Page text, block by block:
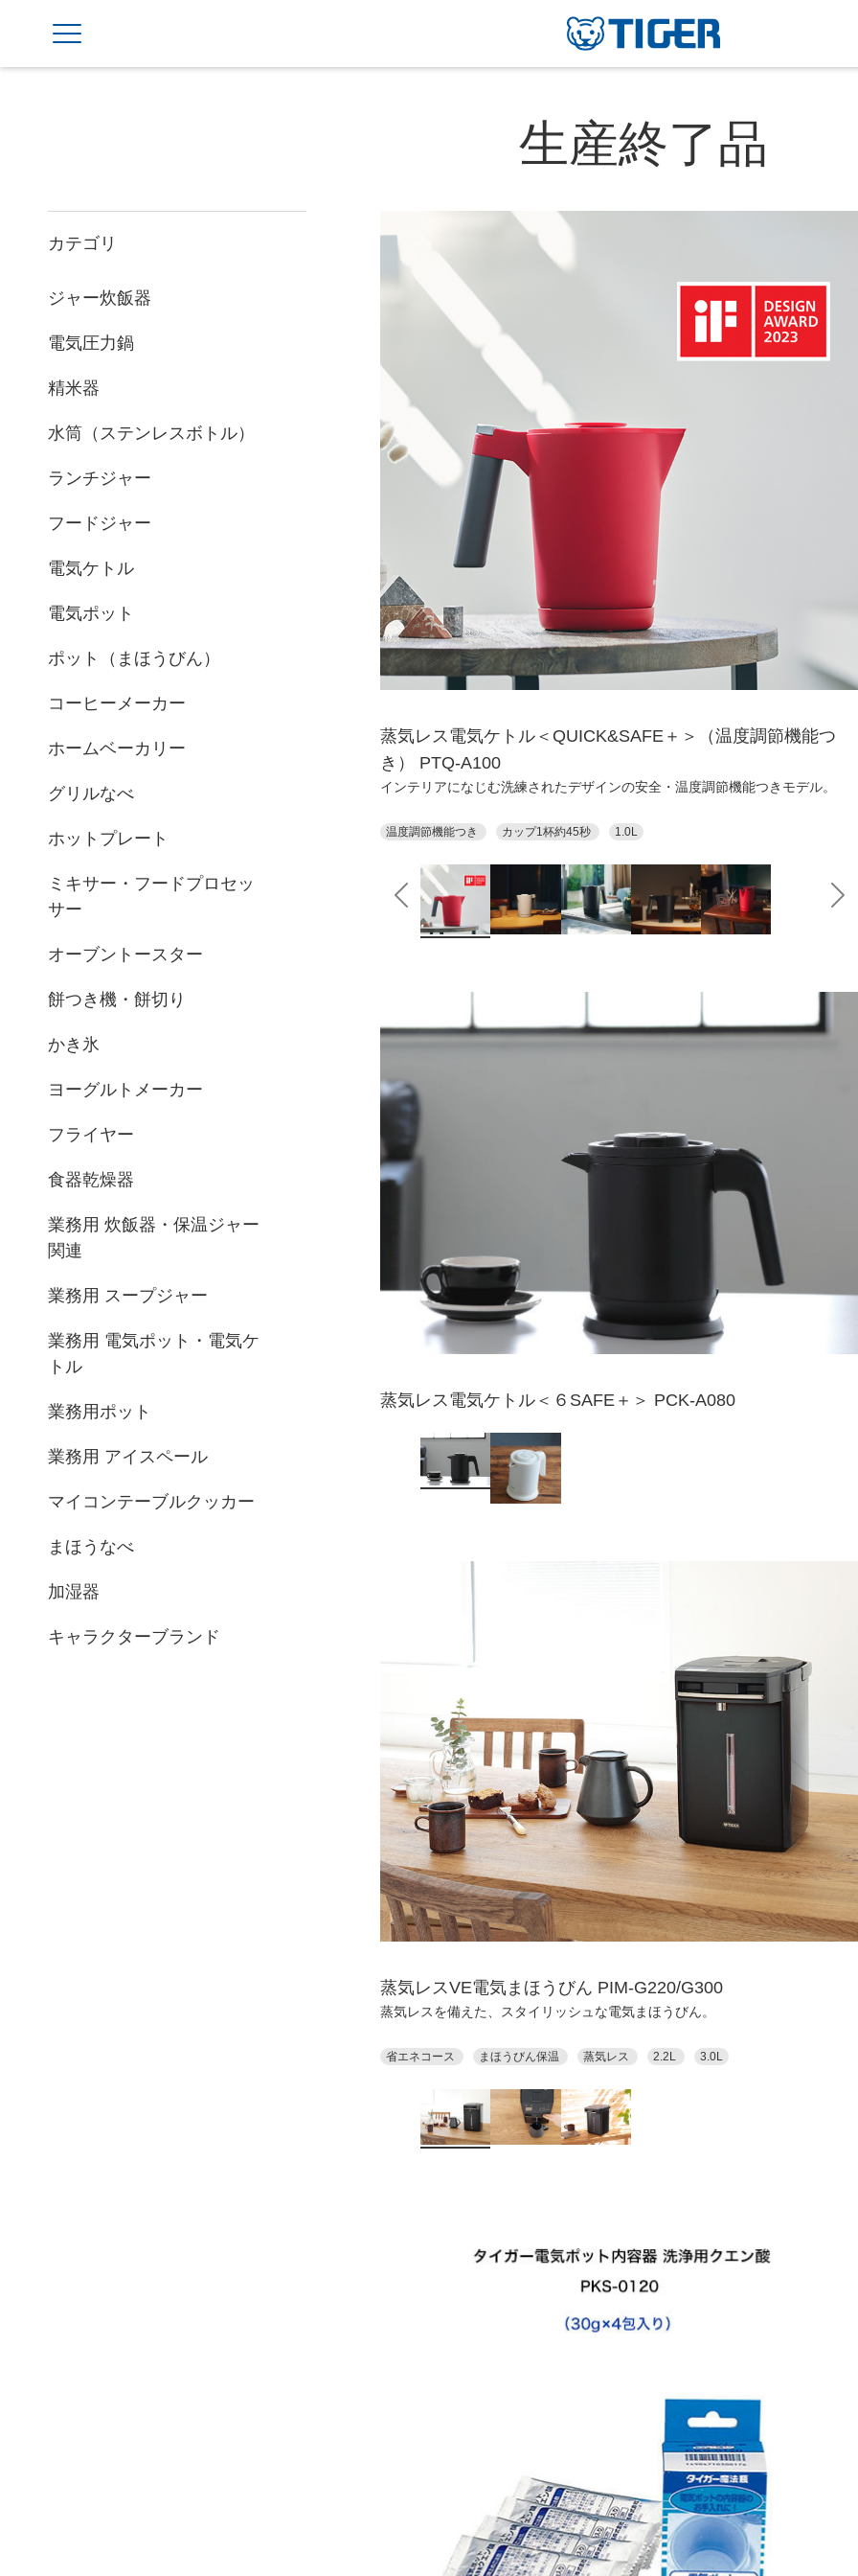
生産終了品
カテゴリ
ジャー炊飯器
電気圧力鍋
精米器
水筒（ステンレスボトル）
ランチジャー
フードジャー
電気ケトル
電気ポット
ポット（まほうびん）
コーヒーメーカー
ホームベーカリー
グリルなべ
ホットプレート
ミキサー・フードプロセッ
サー
オーブントースター
餅つき機・餅切り
かき氷
ヨーグルトメーカー
フライヤー
食器乾燥器
業務用 炊飯器・保温ジャー
関連
業務用 スープジャー
業務用 電気ポット・電気ケ
トル
業務用ポット
業務用 アイスペール
マイコンテーブルクッカー
まほうなべ
加湿器
キャラクターブランド
蒸気レス電気ケトル＜QUICK&SAFE＋＞（温度調節機能つ
き） PTQ-A100
インテリアになじむ洗練されたデザインの安全・温度調節機能つきモデル。
温度調節機能つき カップ1杯約45秒 1.0L
Previous
蒸気レス電気ケトル＜６SAFE＋＞ PCK-A080
蒸気レスVE電気まほうびん PIM-G220/G300
蒸気レスを備えた、スタイリッシュな電気まほうびん。
省エネコース まほうびん保温 蒸気レス 2.2L 3.0L